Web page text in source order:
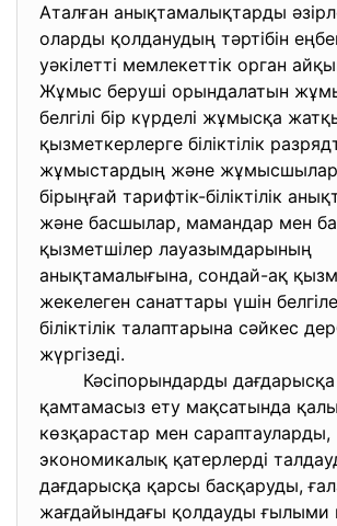
Аталған анықтамалықтарды
оларды қолданудың тәртібін
уәкiлеттi мемлекеттiк орган
Жұмыс берушi орындалатын
белгілi бiр күрделi жұмысқа
қызметкерлерге біліктілік
жұмыстардың және жұмысшылар
бірыңғай тарифтік-біліктілік
және басшылар, мамандар мен
қызметшілер лауазымдарының
анықтамалығына, сондай-ақ
жекелеген санаттары үшін
бiлiктiлiк талаптарына сәйкес
жүргізедi.
Кәсіпорындарды дағдарысқа
қамтамасыз ету мақсатында
көзқарастар мен сараптауларды,
экономикалық қатерлерді
дағдарысқа қарсы басқаруды,
жағдайындағы қолдауды ғылыми